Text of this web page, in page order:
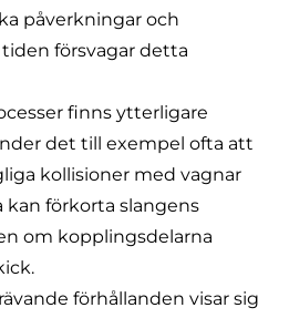
påverkningar och
försvagar detta
finns ytterligare
det till exempel ofta att
kollisioner med vagnar
kan förkorta slangens
om kopplingsdelarna
förhållanden visar sig